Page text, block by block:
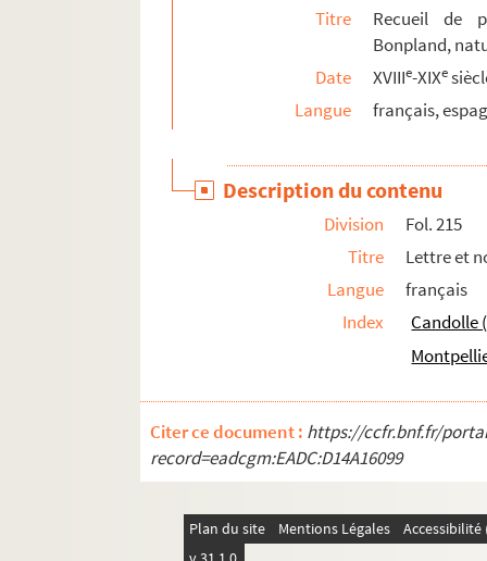
632. Recueil de pièces concernant Louis-
635. Dossier de pièces concernant
636. Recueil
642. [Titre absent ou non renseigné]
643. Recueil de pièces concernant des
644. Recueil de pièces concernant des
645. Correspondance et documents
646. Recueil de pièces concernant le duc et
Titre
Recueil de
Bonpland,
Date
XVIIIe-XIXe
Langue
français,
Description du contenu
Division
Fol. 215
Titre
Lettre et
Langue
français
Index
Candolle
Citer ce document : https://ccfr.bnf.fr/
record=eadcgm:EADC:D14A16099
Plan du site Mentions Légales